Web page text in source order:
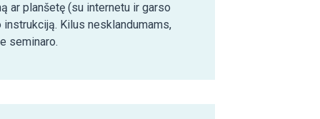
ar planšetę (su internetu ir garso
Kilus nesklandumams,
seminaro.